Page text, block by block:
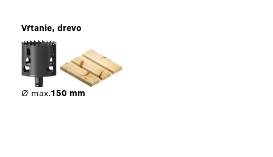
Vŕtanie, drevo
Ø max.150 mm